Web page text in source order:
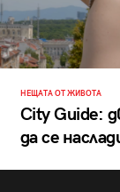
НЕЩАТА ОТ ЖИВОТА
City Guide:
да се